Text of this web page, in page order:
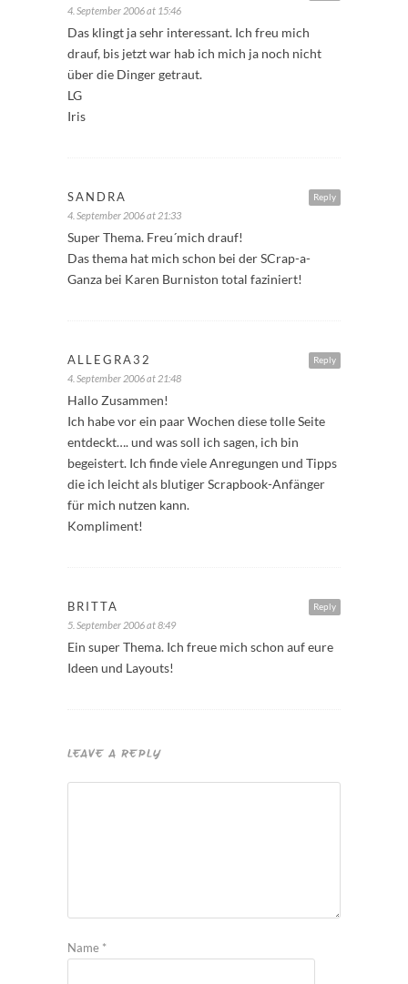
4. September 2006 at 15:46
Das klingt ja sehr interessant. Ich freu mich
drauf, bis jetzt war hab ich mich ja noch nicht
über die Dinger getraut.
LG
Iris
Reply
SANDRA
4. September 2006 at 21:33
Super Thema. Freu´mich drauf!
Das thema hat mich schon bei der SCrap-a-
Ganza bei Karen Burniston total faziniert!
Reply
ALLEGRA32
4. September 2006 at 21:48
Hallo Zusammen!
Ich habe vor ein paar Wochen diese tolle Seite
entdeckt…. und was soll ich sagen, ich bin
begeistert. Ich finde viele Anregungen und Tipps
die ich leicht als blutiger Scrapbook-Anfänger
für mich nutzen kann.
Kompliment!
Reply
BRITTA
5. September 2006 at 8:49
Ein super Thema. Ich freue mich schon auf eure
Ideen und Layouts!
LEAVE A REPLY
Name *